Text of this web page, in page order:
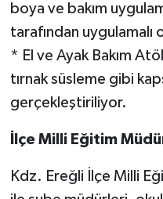
boya ve bakım
tarafından uygulamalı
* El ve Ayak Bakım
tırnak süsleme gibi
gerçekleştiriliyor.
İlçe Milli Eğitim
Kdz. Ereğli İlçe Milli